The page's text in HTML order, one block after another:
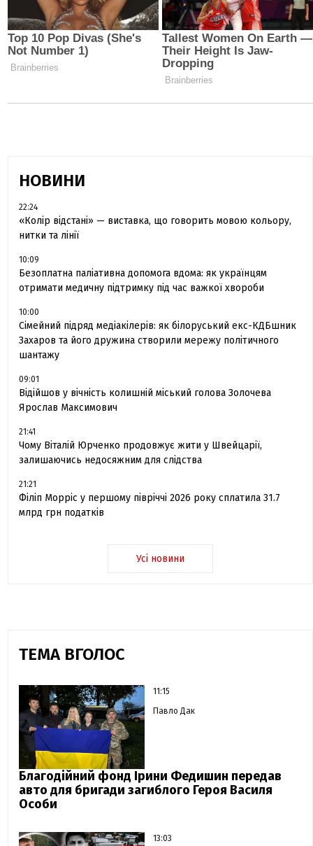
НОВИНИ
22:24
«Колір відстані» — виставка, що говорить мовою кольору,
нитки та лінії
10:09
Безоплатна паліативна допомога вдома: як українцям
отримати медичну підтримку під час важкої хвороби
10:00
Сімейний підряд медіакілерів: як білоруський екс-КДБшник
Захаров та його дружина створили мережу політичного
шантажу
09:01
Відійшов у вічність колишній міський голова Золочева
Ярослав Максимович
21:41
Чому Віталій Юрченко продовжує жити у Швейцарії,
залишаючись недосяжним для слідства
21:21
Філіп Морріс у першому півріччі 2026 року сплатила 31.7
млрд грн податків
Усі новини
ТЕМА ВГОЛОС
11:15
Павло Дак
Благодійний фонд Ірини Федишин передав
авто для бригади загиблого Героя Василя
Особи
13:03